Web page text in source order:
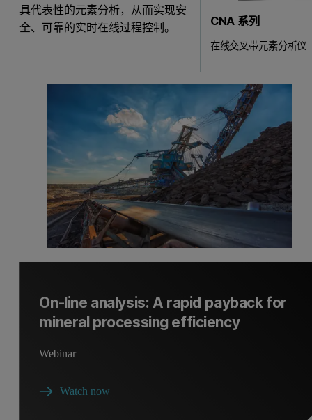
CNA 系列
在线交叉带元素分析仪
具代表性的元素分析，从而实现安
全、可靠的实时在线过程控制。
On-line analysis: A rapid payback for
mineral processing efficiency
Webinar
Watch now